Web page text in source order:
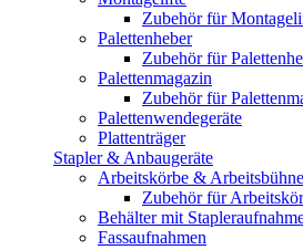
Zubehör für
Palettenheber
Zubehör für
Palettenmagazin
Zubehör für
Palettenwendegeräte
Plattenträger
Stapler & Anbaugeräte
Arbeitskörbe &
Zubehör für
Behälter mit
Fassaufnahmen